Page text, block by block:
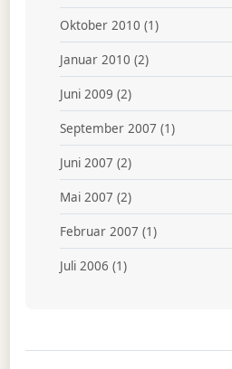
Oktober 2010 (1)
Januar 2010 (2)
Juni 2009 (2)
September 2007 (1)
Juni 2007 (2)
Mai 2007 (2)
Februar 2007 (1)
Juli 2006 (1)